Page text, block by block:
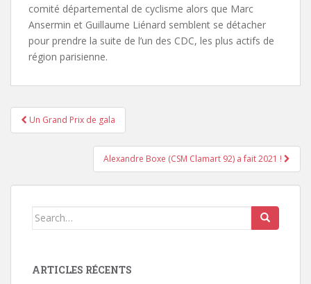
comité départemental de cyclisme alors que Marc
Ansermin et Guillaume Liénard semblent se détacher
pour prendre la suite de l’un des CDC, les plus actifs de
région parisienne.
Pagination d'article
Un Grand Prix de gala
Alexandre Boxe (CSM Clamart 92) a fait 2021 !
Search for:
ARTICLES RÉCENTS